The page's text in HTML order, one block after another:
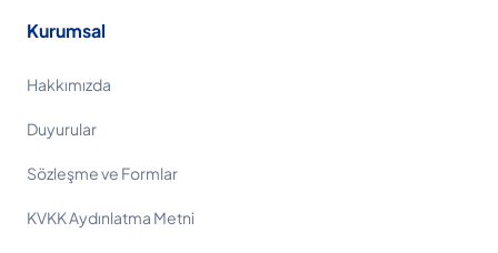
Kurumsal
Hakkımızda
Duyurular
Sözleşme ve Formlar
KVKK Aydınlatma Metni